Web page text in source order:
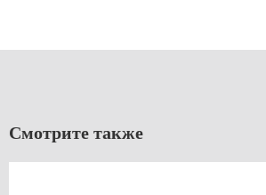
Смотрите также